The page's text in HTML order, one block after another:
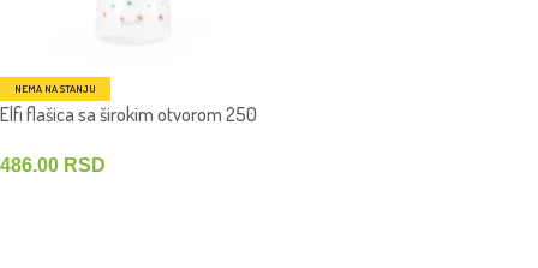
NEMA NA STANJU
Elfi flašica sa širokim otvorom 250
486.00 RSD